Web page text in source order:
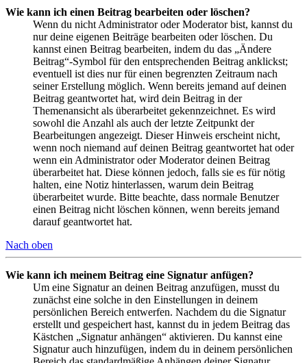
Wie kann ich einen Beitrag bearbeiten oder löschen?
Wenn du nicht Administrator oder Moderator bist, kannst du
nur deine eigenen Beiträge bearbeiten oder löschen. Du
kannst einen Beitrag bearbeiten, indem du das „Ändere
Beitrag“-Symbol für den entsprechenden Beitrag anklickst;
eventuell ist dies nur für einen begrenzten Zeitraum nach
seiner Erstellung möglich. Wenn bereits jemand auf deinen
Beitrag geantwortet hat, wird dein Beitrag in der
Themenansicht als überarbeitet gekennzeichnet. Es wird
sowohl die Anzahl als auch der letzte Zeitpunkt der
Bearbeitungen angezeigt. Dieser Hinweis erscheint nicht,
wenn noch niemand auf deinen Beitrag geantwortet hat oder
wenn ein Administrator oder Moderator deinen Beitrag
überarbeitet hat. Diese können jedoch, falls sie es für nötig
halten, eine Notiz hinterlassen, warum dein Beitrag
überarbeitet wurde. Bitte beachte, dass normale Benutzer
einen Beitrag nicht löschen können, wenn bereits jemand
darauf geantwortet hat.
Nach oben
Wie kann ich meinem Beitrag eine Signatur anfügen?
Um eine Signatur an deinen Beitrag anzufügen, musst du
zunächst eine solche in den Einstellungen in deinem
persönlichen Bereich entwerfen. Nachdem du die Signatur
erstellt und gespeichert hast, kannst du in jedem Beitrag das
Kästchen „Signatur anhängen“ aktivieren. Du kannst eine
Signatur auch hinzufügen, indem du in deinem persönlichen